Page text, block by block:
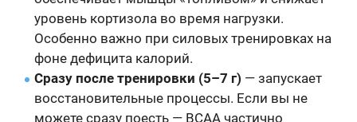
уровень кортизола во время нагрузки.
Особенно важно при силовых тренировках на
фоне дефицита калорий.
Сразу после тренировки (5–7 г) — запускает
восстановительные процессы. Если вы не
можете сразу поесть — BCAA частично